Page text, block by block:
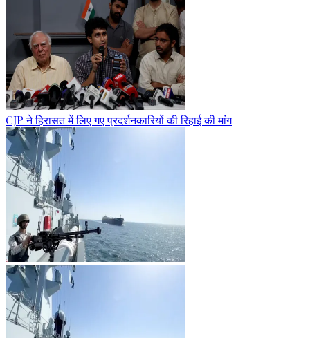
CJP ने हिरासत में लिए गए प्रदर्शनकारियों की रिहाई की मांग